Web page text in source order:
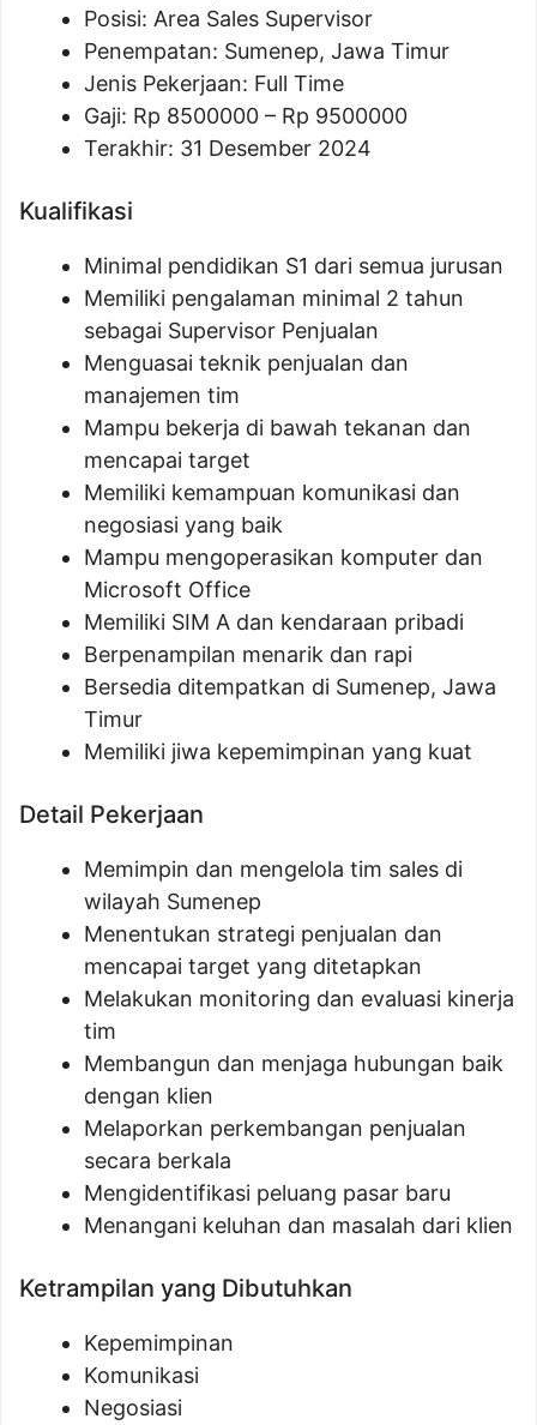
Posisi: Area Sales Supervisor
Penempatan: Sumenep, Jawa Timur
Jenis Pekerjaan: Full Time
Gaji: Rp 8500000 – Rp 9500000
Terakhir: 31 Desember 2024
Kualifikasi
Minimal pendidikan S1 dari semua jurusan
Memiliki pengalaman minimal 2 tahun
sebagai Supervisor Penjualan
Menguasai teknik penjualan dan
manajemen tim
Mampu bekerja di bawah tekanan dan
mencapai target
Memiliki kemampuan komunikasi dan
negosiasi yang baik
Mampu mengoperasikan komputer dan
Microsoft Office
Memiliki SIM A dan kendaraan pribadi
Berpenampilan menarik dan rapi
Bersedia ditempatkan di Sumenep, Jawa
Timur
Memiliki jiwa kepemimpinan yang kuat
Detail Pekerjaan
Memimpin dan mengelola tim sales di
wilayah Sumenep
Menentukan strategi penjualan dan
mencapai target yang ditetapkan
Melakukan monitoring dan evaluasi kinerja
tim
Membangun dan menjaga hubungan baik
dengan klien
Melaporkan perkembangan penjualan
secara berkala
Mengidentifikasi peluang pasar baru
Menangani keluhan dan masalah dari klien
Ketrampilan yang Dibutuhkan
Kepemimpinan
Komunikasi
Negosiasi